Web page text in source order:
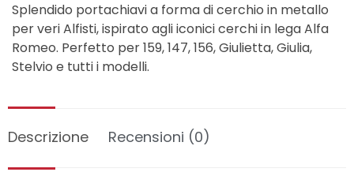
Splendido portachiavi a forma di cerchio in metallo
per veri Alfisti, ispirato agli iconici cerchi in lega Alfa
Romeo. Perfetto per 159, 147, 156, Giulietta, Giulia,
Stelvio e tutti i modelli.
Descrizione Recensioni (0)